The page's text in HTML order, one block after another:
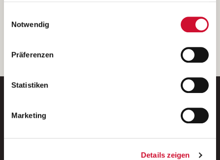
Wenn Sie auf „Cookies zulassen“ klicken, so stimmen
Sie der Speicherung sämtlicher Cookies zu. Sie können
Ihre Einwilligung selbstverständlich jederzeit widerrufen,
indem Sie die Cookie-Einstellungen aufrufen und diese
unserer
Notwendig
Präferenzen
Statistiken
Marketing
Details zeigen
Weitere Details können Sie der
entnehmen.